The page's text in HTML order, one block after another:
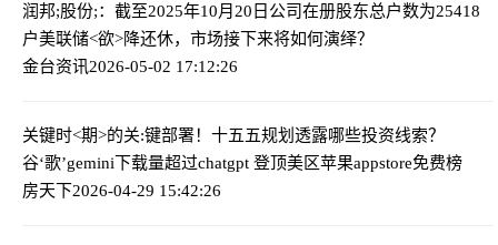
润邦;股份;：截至2025年10月20日公司在册股东总户数为25418
户美联储<欲>降还休，市场接下来将如何演绎？
金台资讯2026-05-02 17:12:26
关键时<期>的关:键部署！十五五规划透露哪些投资线索？
谷‘歌’gemini下载量超过chatgpt 登顶美区苹果appstore免费榜
房天下2026-04-29 15:42:26